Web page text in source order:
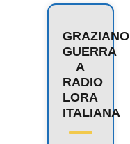
GRAZIANO
GUERRA
A
RADIO
LORA
ITALIANA